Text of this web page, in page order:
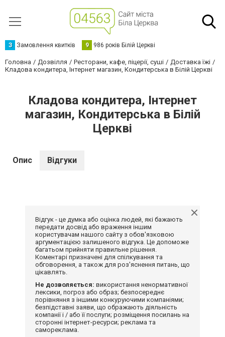
З Замовлення квитків 9 986 років Білій Церкві
Головна Дозвілля Ресторани, кафе, піцерії, суші
Доставка їжі
Кладова кондитера, Інтернет магазин, Кондитерська в Білій Церкві
Кладова кондитера, Інтернет
магазин, Кондитерська в Білій
Церкві
Опис Відгуки
Відгук - це думка або оцінка людей, які бажають
передати досвід або враження іншим
користувачам нашого сайту з обов'язковою
аргументацією залишеного відгука. Це допоможе
багатьом прийняти правильне рішення.
Коментарі призначені для спілкування та
обговорення, а також для роз'яснення питань, що
цікавлять.
Не дозволяється: використання ненормативної
лексики, погроз або образ; безпосереднє
порівняння з іншими конкуруючими компаніями;
безпідставні заяви, що ображають діяльність
компанії і / або її послуги; розміщення посилань на
сторонні інтернет-ресурси; реклама та
самореклама.